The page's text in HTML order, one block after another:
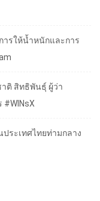
ารให้น้ำหนักและการ
าติ สิทธิพันธุ์ ผู้ว่า
ประเทศไทยท่ามกลาง